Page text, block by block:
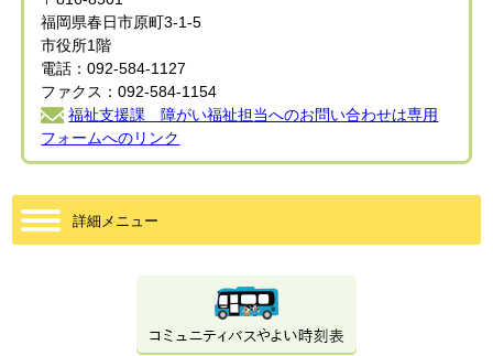
福岡県春日市原町3-1-5
市役所1階
電話：092-584-1127
ファクス：092-584-1154
福祉支援課 障がい福祉担当へのお問い合わせは専用
フォームへのリンク
詳細メニュー